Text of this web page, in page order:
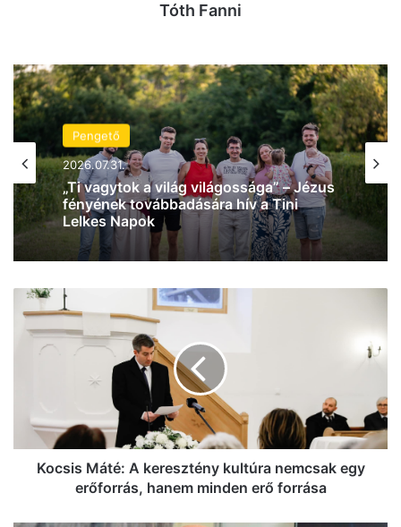
Tóth Fanni
Pengető
2026.08.04.
Gáspár Laci: Isten nagyon szeret engem
Pengető
2026.07.31.
„Ti vagytok a világ világossága” – Jézus
fényének továbbadására hív a Tini
Lelkes Napok
t
k
Kocsis Máté: A keresztény kultúra nemcsak egy
erőforrás, hanem minden erő forrása